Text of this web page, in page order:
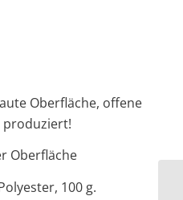
Oberfläche, offene
produziert!
Oberfläche
100 g.